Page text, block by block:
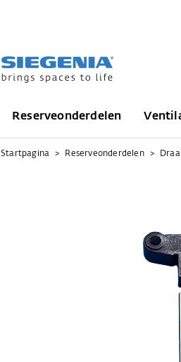
Reserveonderdelen
Startpagina Reserveonderdelen